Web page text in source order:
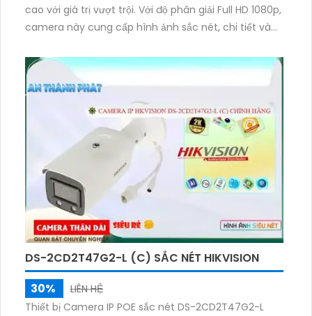
cao với giá trị vượt trội. Với độ phân giải Full HD 1080p,
camera này cung cấp hình ảnh sắc nét, chi tiết và
chức năng Đèn hồng ngoại để quan sát ban đêm và
chống ngược sáng hiệu quả. Thiết bị này còn được
trang bị khả năng xoay 360 độ và điều khiển từ xa,
cho phép người dùng canh chừng mọi góc nhìn
quan trọng trong khu vực giám sát. Với việc sử dụng
cấp nguồn qua dây mạng, KX-AF2111N3 giúp tiết kiệm
chi phí và dễ dàng lắp đặt. Tất cả những tính năng
ưu việt này đều đáng giá đối với một thiết bị camera
giá thành hợp lý như KX-AF2111N3.
DS-2CD2T47G2-L (C) SẮC NÉT HIKVISION
30%
LIÊN HỆ
Thiết bị Camera IP POE sắc nét DS-2CD2T47G2-L